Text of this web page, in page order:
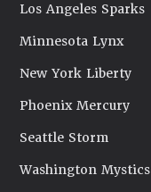
Los Angeles Sparks
Minnesota Lynx
New York Liberty
Phoenix Mercury
Seattle Storm
Washington Mystics